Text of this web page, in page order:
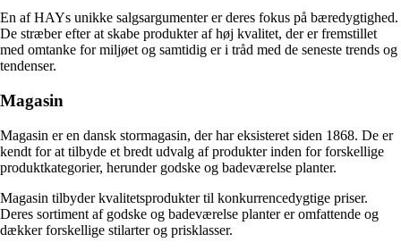
En af HAYs unikke salgsargumenter er deres fokus på bæredygtighed.
De stræber efter at skabe produkter af høj kvalitet, der er fremstillet
med omtanke for miljøet og samtidig er i tråd med de seneste trends og
tendenser.
Magasin
Magasin er en dansk stormagasin, der har eksisteret siden 1868. De er
kendt for at tilbyde et bredt udvalg af produkter inden for forskellige
produktkategorier, herunder godske og badeværelse planter.
Magasin tilbyder kvalitetsprodukter til konkurrencedygtige priser.
Deres sortiment af godske og badeværelse planter er omfattende og
dækker forskellige stilarter og prisklasser.